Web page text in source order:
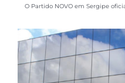
O Partido NOVO em Sergipe